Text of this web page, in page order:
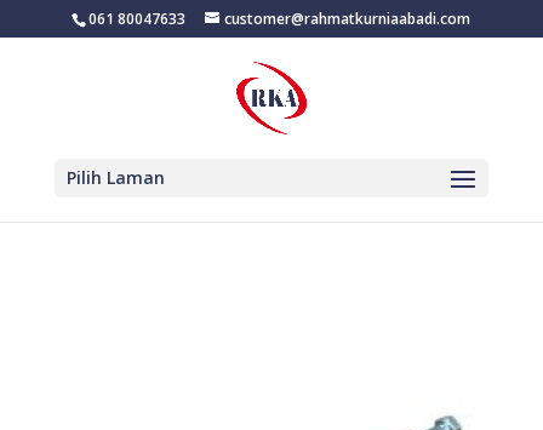
061 80047633 customer@rahmatkurniaabadi.com
Pilih Laman